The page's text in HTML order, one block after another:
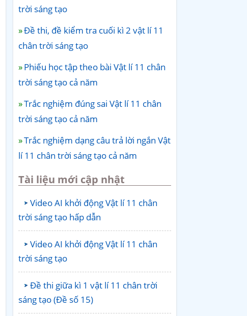
trời sáng tạo
Đề thi, đề kiểm tra cuối kì 2 vật lí 11
chân trời sáng tạo
Phiếu học tập theo bài Vật lí 11 chân
trời sáng tạo cả năm
Trắc nghiệm đúng sai Vật lí 11 chân
trời sáng tạo cả năm
Trắc nghiệm dạng câu trả lời ngắn Vật
lí 11 chân trời sáng tạo cả năm
Tài liệu mới cập nhật
Video AI khởi động Vật lí 11 chân
trời sáng tạo hấp dẫn
Video AI khởi động Vật lí 11 chân
trời sáng tạo
Đề thi giữa kì 1 vật lí 11 chân trời
sáng tạo (Đề số 15)